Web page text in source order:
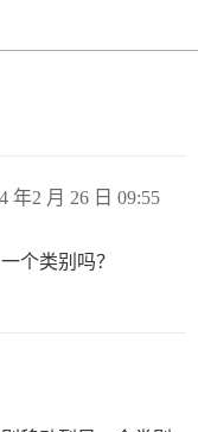
年2 月 26 日 09:55
个类别吗？